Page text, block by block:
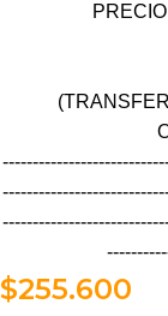
$255.600